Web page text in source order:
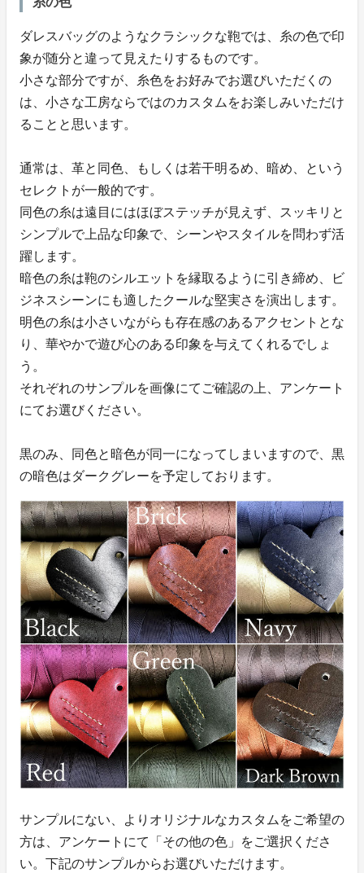
ダレスバッグのようなクラシックな鞄では、糸の色で印
象が随分と違って見えたりするものです。
小さな部分ですが、糸色をお好みでお選びいただくの
は、小さな工房ならではのカスタムをお楽しみいただけ
ることと思います。
通常は、革と同色、もしくは若干明るめ、暗め、という
セレクトが一般的です。
同色の糸は遠目にはほぼステッチが見えず、スッキリと
シンプルで上品な印象で、シーンやスタイルを問わず活
躍します。
暗色の糸は鞄のシルエットを縁取るように引き締め、ビ
ジネスシーンにも適したクールな堅実さを演出します。
明色の糸は小さいながらも存在感のあるアクセントとな
り、華やかで遊び心のある印象を与えてくれるでしょ
う。
それぞれのサンプルを画像にてご確認の上、アンケート
にてお選びください。
黒のみ、同色と暗色が同一になってしまいますので、黒
の暗色はダークグレーを予定しております。
サンプルにない、よりオリジナルなカスタムをご希望の
方は、アンケートにて「その他の色」をご選択くださ
い。下記のサンプルからお選びいただけます。